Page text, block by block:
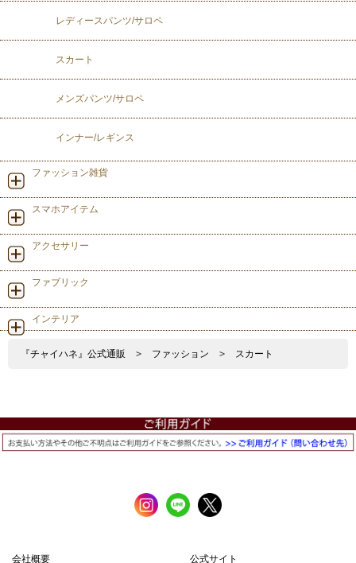
レディースパンツ/サロペ
スカート
メンズパンツ/サロペ
インナー/レギンス
ファッション雑貨
スマホアイテム
アクセサリー
ファブリック
インテリア
『チャイハネ』公式通販 > ファッション > スカート
会社概要 公式サイト